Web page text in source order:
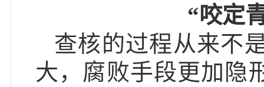
“咬定
查核的过程从来不
大，腐败手段更加隐